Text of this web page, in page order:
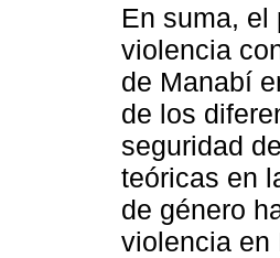
En suma, el
violencia
de Manabí
de los
seguridad
teóricas en
de género
violencia en